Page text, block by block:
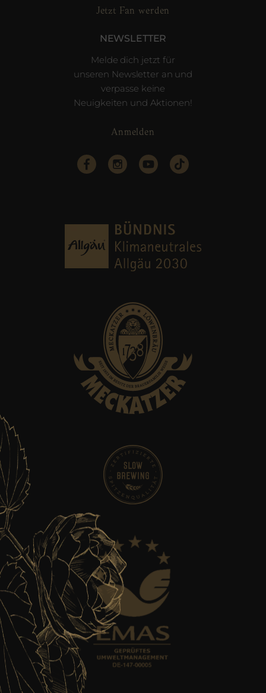
Jetzt Fan werden
NEWSLETTER
Melde dich jetzt für
unseren Newsletter an und
verpasse keine
Neuigkeiten und Aktionen!
Anmelden